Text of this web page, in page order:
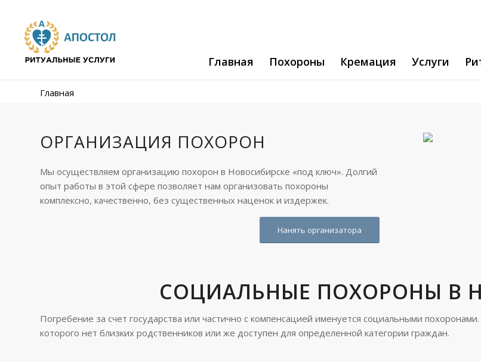
Главная Похороны Кремация Услуги
Главная
ОРГАНИЗАЦИЯ ПОХОРОН
Мы осуществляем организацию похорон в Новосибирске «под ключ». Долгий
опыт работы в этой сфере позволяет нам организовать похороны
комплексно, качественно, без существенных наценок и издержек.
Нанять организатора
СОЦИАЛЬНЫЕ ПОХОРОНЫ В
Погребение за счет государства или частично с компенсацией именуется социальными
которого нет близких родственников или же доступен для определенной категории граждан.